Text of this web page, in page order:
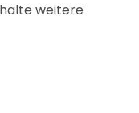
weitere